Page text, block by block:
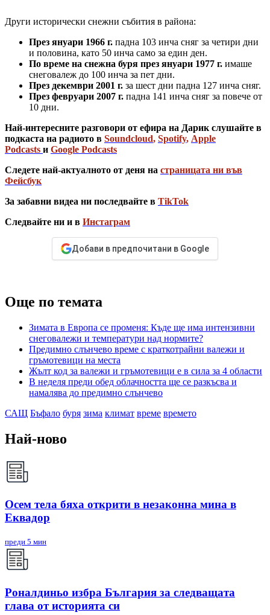
Други исторически снежни събития в района:
През януари 1966 г. падна 103 инча сняг за четири дни
и половина, като 50 инча само за един ден.
По време на снежна буря през януари 1977 г. имаше
снеговалеж до 100 инча за пет дни.
През декември 2001 г. за шест дни падна 127 инча сняг.
През февруари 2007 г. падна 141 инча сняг за повече от
10 дни.
Най-интересните разговори от ефира на Дарик слушайте в
подкаста на радиото в Soundcloud, Spotify, Apple
Podcasts и Google Podcasts
Следете най-актуалното от деня на страницата ни във
Фейсбук
За забавни видеа ни последвайте в TikTok
Следвайте ни и в Инстаграм
Добави в предпочитани в Google
Още по темата
Зимата в Европа се променя: Къде ще има интензивни
снеговалежи и температури над нормите?
Предимно слънчево време с краткотрайни валежи и
гръмотевици на места
Жълт код за валежи и гръмотевици е в сила за 4 области
В неделя преди обед облачността ще се разкъсва и
намалява до предимно слънчево
САЩ Бъфало буря зима климат време времето
Най-ново
Осем тела бяха открити в незаконна мина в
Еквадор
преди 5 мин
Роналдиньо избра България за следващата
глава от историята си